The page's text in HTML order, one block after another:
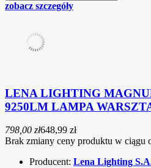
zobacz szczegóły
LENA LIGHTING
9250LM LAMPA
798,00 zł648,99 zł
Brak zmiany ceny produktu w ciągu
Producent: Lena Lighting